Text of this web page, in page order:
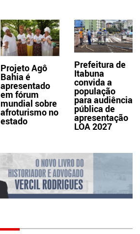
Projeto Agô
Bahia é
apresentado
em fórum
mundial sobre
afroturismo no
estado
Prefeitura de
Itabuna
convida a
população
para audiência
pública de
apresentação
LOA 2027